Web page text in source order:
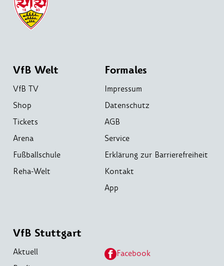
VfB Welt
VfB TV
Shop
Tickets
Arena
Fußballschule
Reha-Welt
Formales
Impressum
Datenschutz
AGB
Service
Erklärung zur Barrierefreiheit
Kontakt
App
VfB Stuttgart
Aktuell
Facebook